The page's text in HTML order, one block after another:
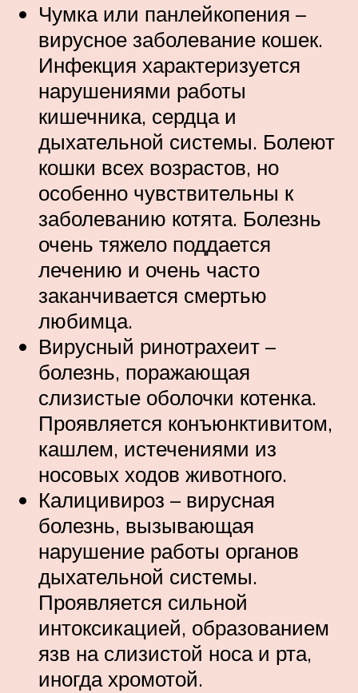
Чумка или панлейкопения –
вирусное заболевание кошек.
Инфекция характеризуется
нарушениями работы
кишечника, сердца и
дыхательной системы. Болеют
кошки всех возрастов, но
особенно чувствительны к
заболеванию котята. Болезнь
очень тяжело поддается
лечению и очень часто
заканчивается смертью
любимца.
Вирусный ринотрахеит –
болезнь, поражающая
слизистые оболочки котенка.
Проявляется конъюнктивитом,
кашлем, истечениями из
носовых ходов животного.
Калицивироз – вирусная
болезнь, вызывающая
нарушение работы органов
дыхательной системы.
Проявляется сильной
интоксикацией, образованием
язв на слизистой носа и рта,
иногда хромотой.